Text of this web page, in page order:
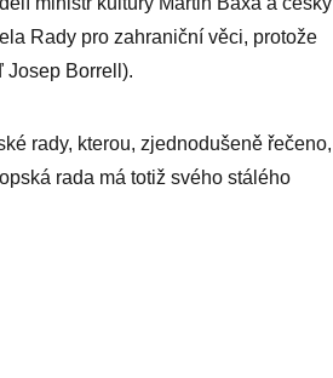
Rady pro zahraniční věci, protože
Josep Borrell).
rady, kterou, zjednodušeně řečeno,
rada má totiž svého stálého